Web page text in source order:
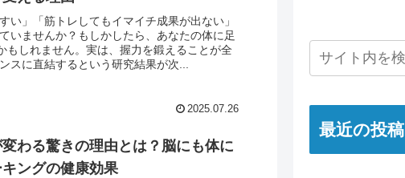
い」「筋トレしてもイマイチ成果が出ない」
ませんか？もしかしたら、あなたの体に足
もしれません。実は、握力を鍛えることが全
スに直結するという研究結果が次...
2025.07.26
わる驚きの理由とは？脳にも体に
ングの健康効果
最近の投稿